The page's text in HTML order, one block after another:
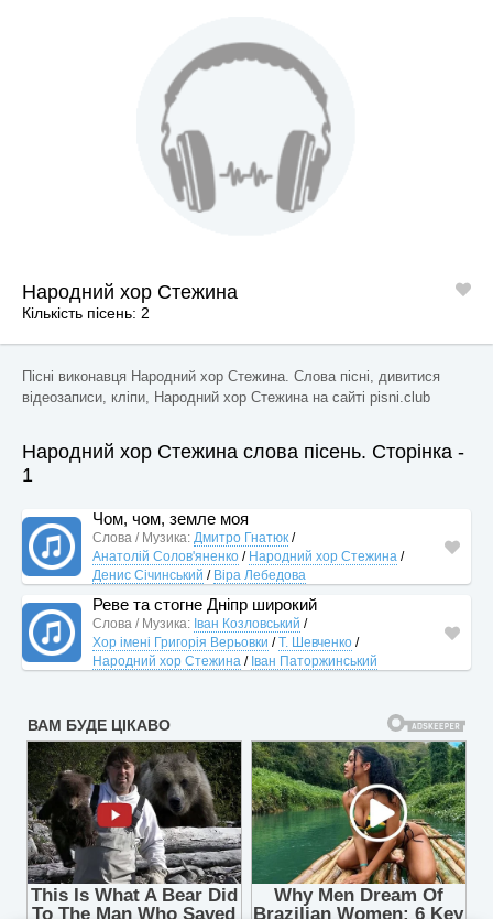
Народний хор Стежина
Кількість пісень: 2
Пісні виконавця Народний хор Стежина. Слова пісні, дивитися
відеозаписи, кліпи, Народний хор Стежина на сайті pisni.club
Народний хор Стежина слова пісень. Сторінка -
1
Чом, чом, земле моя
Слова / Музика: Дмитро Гнатюк /
Анатолій Солов'яненко / Народний хор Стежина /
Денис Січинський / Віра Лебедова
Реве та стогне Дніпр широкий
Слова / Музика: Іван Козловський /
Хор імені Григорія Верьовки /Т. Шевченко /
Народний хор Стежина / Іван Паторжинський